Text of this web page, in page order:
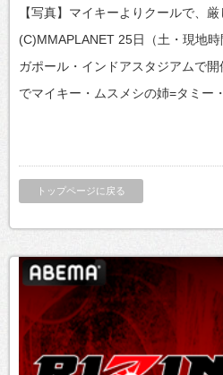
【写真】マイキーよりクールで、
(C)MMAPLANET 25日（土・現地
ガポール・インドアスタジアムで
でマイキー・ムスメシの姉=タミー
トップページに戻る